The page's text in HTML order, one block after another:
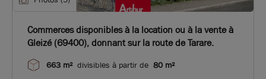
Commerces disponibles à la location ou à la vente à
Gleizé (69400), donnant sur la route de Tarare.
663 m²divisibles à partir de 80 m²